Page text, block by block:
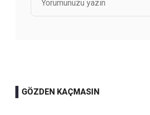
GÖZDEN KAÇMASIN